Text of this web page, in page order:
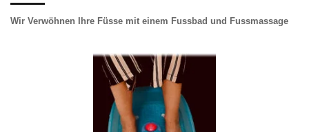
Wir Verwöhnen Ihre Füsse mit einem Fussbad und Fussmassage